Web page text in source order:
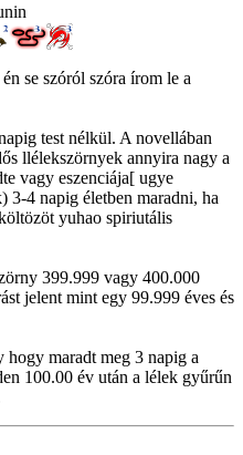
se szóról szóra írom le a
test nélkül. A novellában
llélekszörnyek annyira nagy a
vagy eszenciája[ ugye
3-4 napig életben maradni, ha
yuhao spiriutális
399.999 vagy 400.000
jelent mint egy 99.999 éves és
maradt meg 3 napig a
100.00 év után a lélek gyűrűn